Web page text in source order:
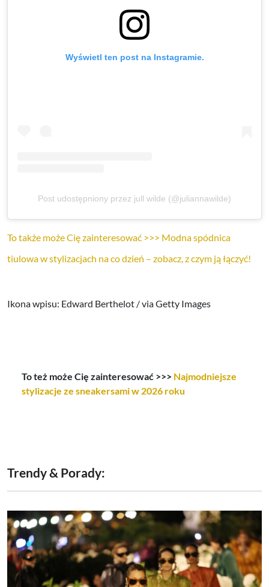
Wyświetl ten post na Instagramie.
Post udostępniony przez jull wilde (@juliannawilde)
To także może Cię zainteresować >>> Modna spódnica
tiulowa w stylizacjach na co dzień – zobacz, z czym ją łączyć!
Ikona wpisu: Edward Berthelot / via Getty Images
To też może Cię zainteresować >>> Najmodniejsze
stylizacje ze sneakersami w 2026 roku
Trendy & Porady: